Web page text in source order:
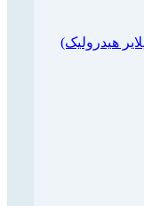
هیدرولیک)